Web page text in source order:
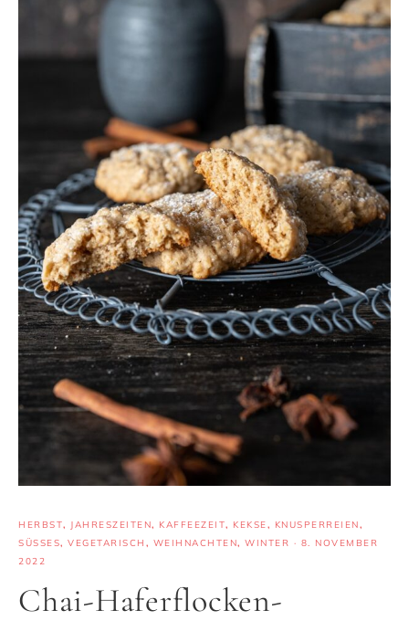
HERBST, JAHRESZEITEN, KAFFEEZEIT, KEKSE, KNUSPERREIEN,
SÜSSES
, VEGETARISCH , WEIHNACHTEN, WINTER · 8. NOVEMBER
2022
Chai-Haferflocken-